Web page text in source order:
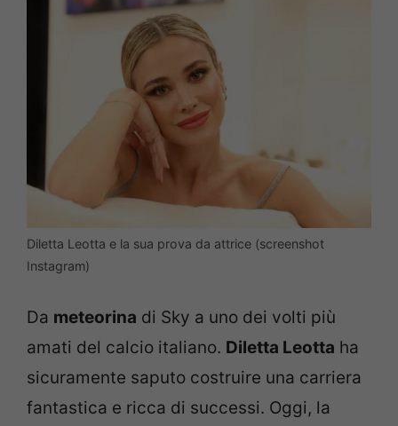
Diletta Leotta e la sua prova da attrice (screenshot
Instagram)
Da meteorina di Sky a uno dei volti più
amati del calcio italiano. Diletta Leotta ha
sicuramente saputo costruire una carriera
fantastica e ricca di successi. Oggi, la